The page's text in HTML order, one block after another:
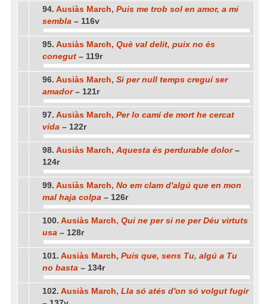
94. Ausiàs March, Puis me trob sol en amor, a mi
sembla – 116v
95. Ausiàs March, Què val delit, puix no és
conegut – 119r
96. Ausiàs March, Si per null temps creguí ser
amador– 121r
97. Ausiàs March, Per lo camí de mort he cercat
vida – 122r
98. Ausiàs March, Aquesta és perdurable dolor–
124r
99. Ausiàs March, No em clam d'algú que en mon
mal haja colpa – 126r
100. Ausiàs March, Qui ne per si ne per Déu virtuts
usa – 128r
101. Ausiàs March, Puis que, sens Tu, algú a Tu
no basta – 134r
102. Ausiàs March, Lla só atés d'on só volgut fugir